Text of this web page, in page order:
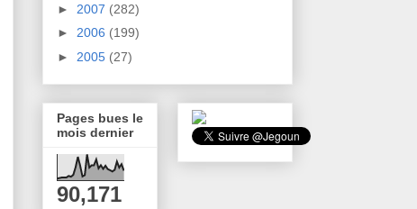
► 2007 (282)
► 2006 (199)
► 2005 (27)
Pages bues le
mois dernier
90,171